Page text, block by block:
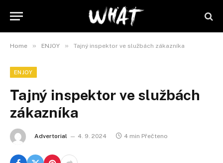
Home » ENJOY » Tajný inspektor ve službách zákazníka
ENJOY
Tajný inspektor ve službách
zákazníka
Advertorial 4. 9. 2024 4 min Přečteno